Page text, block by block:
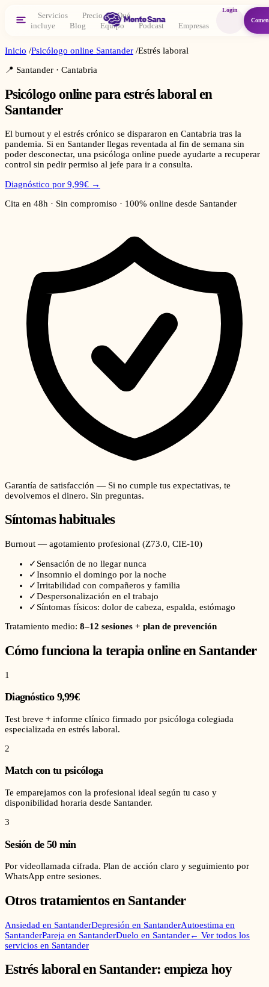
Servicios Precio
Qué
incluye
Blog Equipo Podcast Empresas
Login
Inicio /Psicólogo online Santander /Estrés laboral
📍 Santander · Cantabria
Psicólogo online paraestrés laboral en
Santander
El burnout y el estrés crónico se dispararon en Cantabria tras la
pandemia. Si en Santander llegas reventada al fin de semana sin
poder desconectar, una psicóloga online puede ayudarte a recuperar
control sin pedir permiso al jefe para ir a consulta.
Diagnóstico por 9,99€ →
Cita en 48h · Sin compromiso · 100% online desde Santander
Garantía de satisfacción — Si no cumple tus expectativas, te
devolvemos el dinero. Sin preguntas.
Síntomas habituales
Burnout — agotamiento profesional (Z73.0, CIE-10)
✓ Sensación de no llegar nunca
✓Insomnio el domingo por la noche
✓Irritabilidad con compañeros y familia
✓Despersonalización en el trabajo
✓ Síntomas físicos: dolor de cabeza, espalda, estómago
Tratamiento medio: 8–12 sesiones + plan de prevención
Cómo funciona la terapia online en Santander
1
Diagnóstico 9,99€
Test breve + informe clínico firmado por psicóloga colegiada
especializada en estrés laboral.
2
Match con tu psicóloga
Te emparejamos con la profesional ideal según tu caso y
disponibilidad horaria desde Santander.
3
Sesión de 50 min
Por videollamada cifrada. Plan de acción claro y seguimiento por
WhatsApp entre sesiones.
Otros tratamientos en Santander
Ansiedad en SantanderDepresión en SantanderAutoestima en
SantanderPareja en SantanderDuelo en Santander← Ver todos los
servicios en Santander
Estrés laboralen Santander: empieza hoy